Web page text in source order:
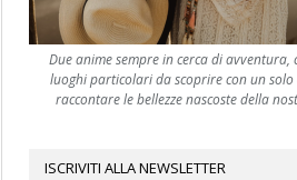
Due anime sempre in cerca di avventura,
luoghi particolari da scoprire con un
raccontare le bellezze nascoste della
ISCRIVITI ALLA NEWSLETTER